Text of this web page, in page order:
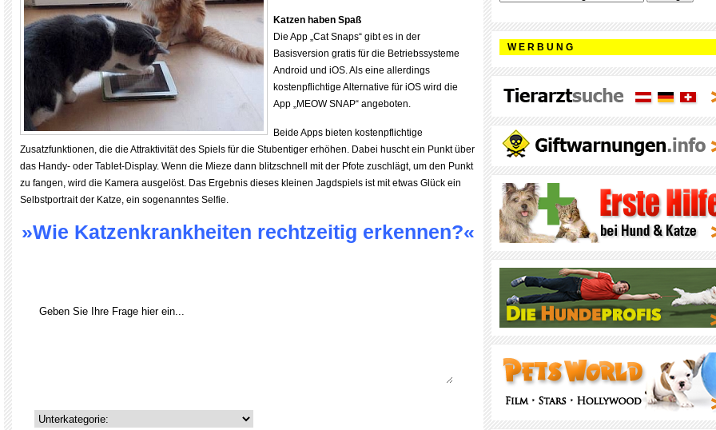
Katzen haben Spaß
Die App „Cat Snaps“ gibt es in der
Basisversion gratis für die Betriebssysteme
Android und iOS. Als eine allerdings
kostenpflichtige Alternative für iOS wird die
App „MEOW SNAP“ angeboten.
Beide Apps bieten kostenpflichtige
Zusatzfunktionen, die die Attraktivität des Spiels für die Stubentiger erhöhen. Dabei huscht ein Punkt über
das Handy- oder Tablet-Display. Wenn die Mieze dann blitzschnell mit der Pfote zuschlägt, um den Punkt
zu fangen, wird die Kamera ausgelöst. Das Ergebnis dieses kleinen Jagdspiels ist mit etwas Glück ein
Selbstportrait der Katze, ein sogenanntes Selfie.
»Wie Katzenkrankheiten rechtzeitig erkennen?«
W E R B U N G